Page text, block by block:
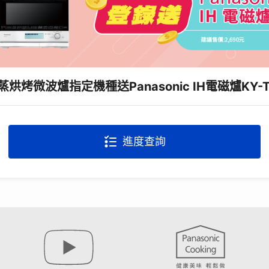
烘烤微波爐指定機種送Panasonic IH電磁爐KY-
進度查詢